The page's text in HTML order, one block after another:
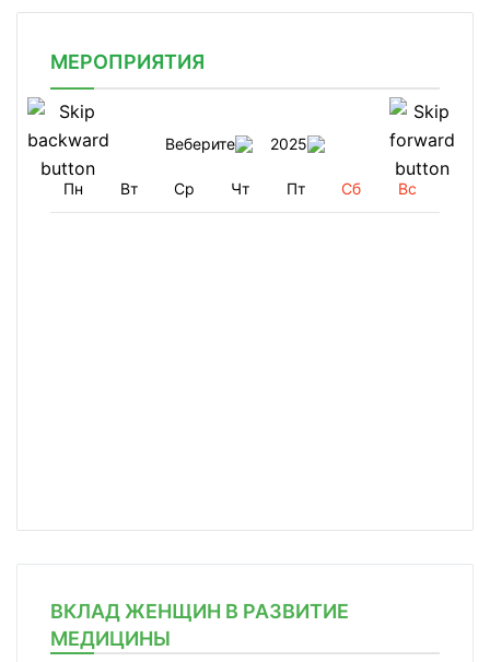
МЕРОПРИЯТИЯ
Веберите 2025
Пн Вт Ср Чт Пт Сб Вс
ВКЛАД ЖЕНЩИН В РАЗВИТИЕ
МЕДИЦИНЫ